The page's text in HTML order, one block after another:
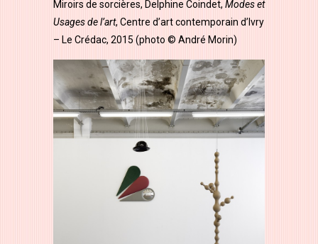
Miroirs de sorcières, Delphine Coindet, Modes et
Usages de l’art, Centre d’art contemporain d’Ivry
– Le Crédac, 2015 (photo © André Morin)